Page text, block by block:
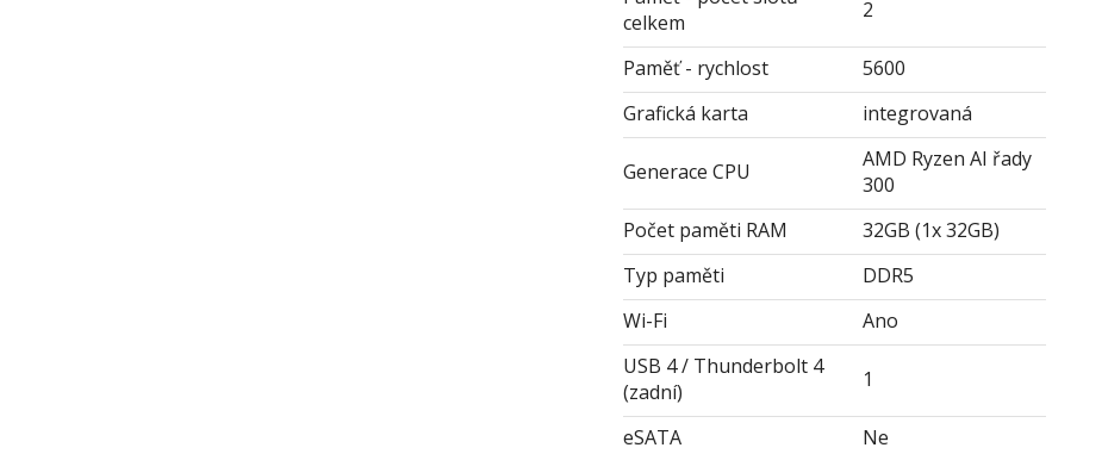
celkem
2
Paměť - rychlost
5600
Grafická karta
integrovaná
Generace CPU
AMD Ryzen AI řady
300
Počet paměti RAM
32GB (1x 32GB)
Typ paměti
DDR5
Wi-Fi
Ano
USB 4 / Thunderbolt 4
(zadní)
1
eSATA
Ne